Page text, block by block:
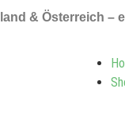
& Österreich